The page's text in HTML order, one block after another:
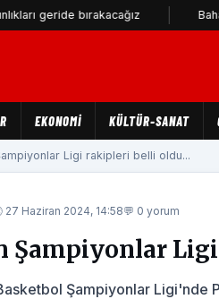
bırakacağız Bahadır Kul:
EKONOMİ KÜLTÜR-SANAT
Ligi rakipleri belli oldu...
27 Haziran 2024, 14:58💬 0 yorum
Şampiyonlar
Şampiyonlar Ligi'nde